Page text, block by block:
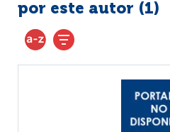
por este autor (1)